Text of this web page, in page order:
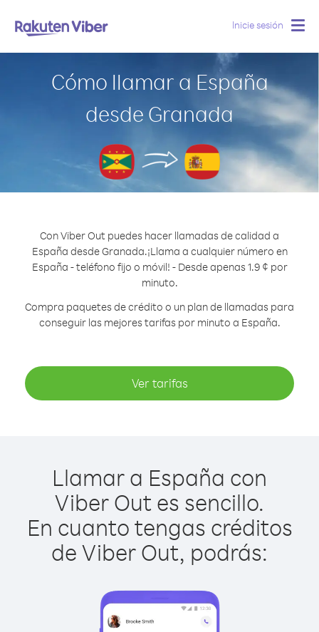
Inicie sesión
Cómo llamar a España
desde Granada
Con Viber Out puedes hacer llamadas de calidad a
España desde Granada.¡Llama a cualquier número en
España - teléfono fijo o móvil! - Desde apenas 1.9 ¢ por
minuto.
Compra paquetes de crédito o un plan de llamadas para
conseguir las mejores tarifas por minuto a España.
Ver tarifas
Llamar a España con
Viber Out es sencillo.
En cuanto tengas créditos
de Viber Out, podrás: